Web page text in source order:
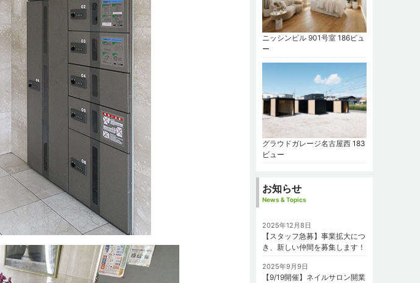
ニッシンビル 901号室 186ビュ
ー
グラウドガレージ名古屋西 183
ビュー
お知らせ
News & Topics
2025年12月8日
【スタッフ急募】事業拡大につ
き、新しい仲間を募集します！
2025年9月9日
【9/19開催】ネイルサロン開業